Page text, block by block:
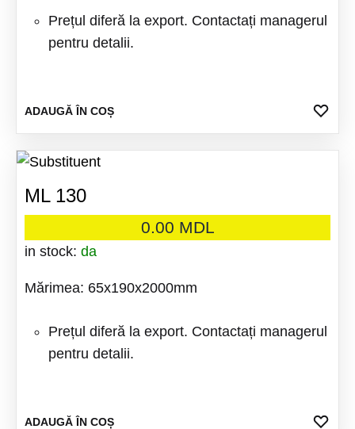
Prețul diferă la export. Contactați managerul
pentru detalii.
ADAUGĂ ÎN COȘ
ML 130
0.00 MDL
in stock: da
Mărimea: 65x190x2000mm
Prețul diferă la export. Contactați managerul
pentru detalii.
ADAUGĂ ÎN COȘ